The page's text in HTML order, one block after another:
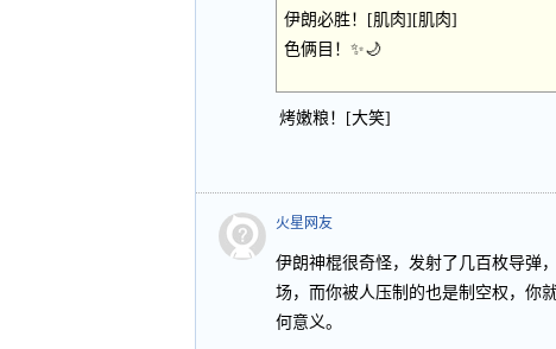
伊朗必胜！[肌肉][肌肉]
色俩目！✨🌙
烤嫩粮！[大笑]
火星网友
伊朗神棍很奇怪，发射了几百枚导弹
场，而你被人压制的也是制空权，你
何意义。